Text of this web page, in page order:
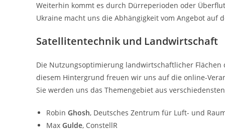
Weiterhin kommt es durch Dürreperioden oder
Ukraine macht uns die Abhängigkeit vom Angebot
Satellitentechnik und Landwirtschaft
Die Nutzungsoptimierung landwirtschaftlicher
diesem Hintergrund freuen wir uns auf die online-
Sie werden uns das Themengebiet aus
Robin Ghosh, Deutsches Zentrum für Luft- und
Max Gulde, ConstellR